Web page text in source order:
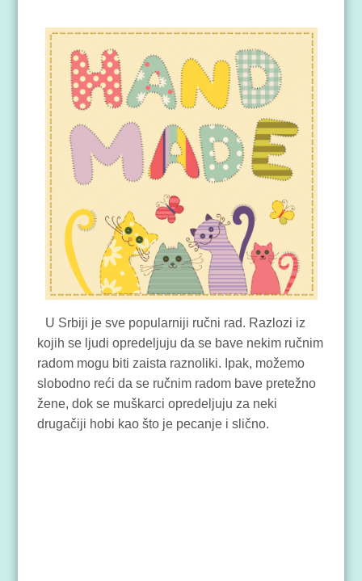
U Srbiji je sve popularniji ručni rad. Razlozi iz
kojih se ljudi opredeljuju da se bave nekim ručnim
radom mogu biti zaista raznoliki. Ipak, možemo
slobodno reći da se ručnim radom bave pretežno
žene, dok se muškarci opredeljuju za neki
drugačiji hobi kao što je pecanje i slično.